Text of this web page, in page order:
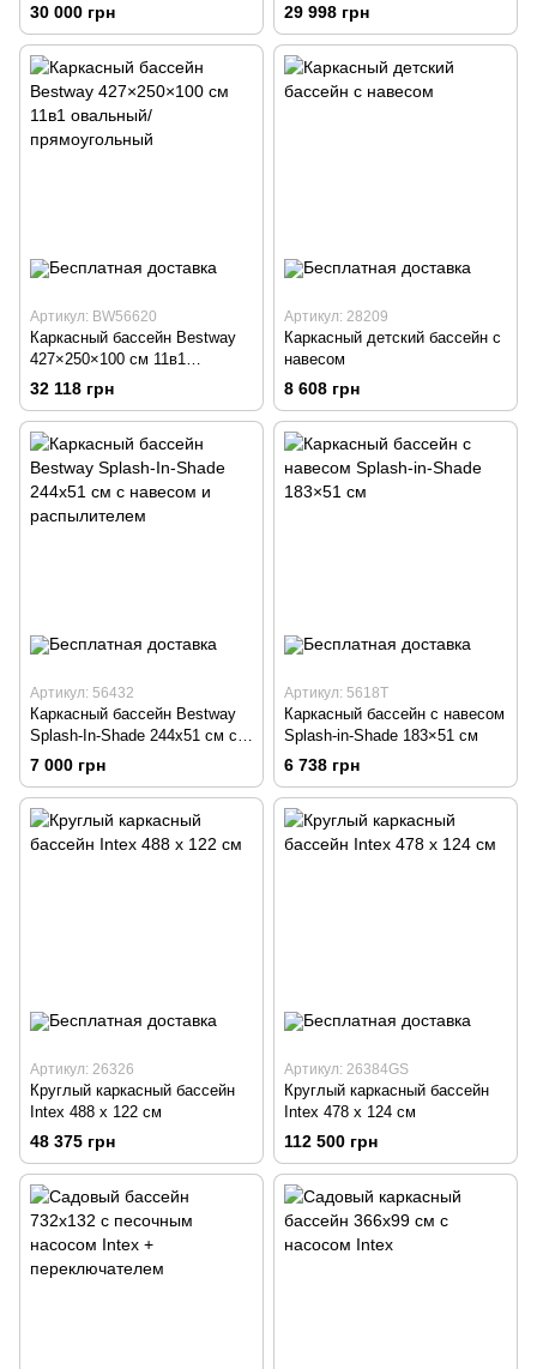
30 000 грн 29 998 грн
Артикул: BW56620
Каркасный бассейн Bestway
427×250×100 см 11в1
овальный/прямоугольный
32 118 грн
Артикул: 28209
Каркасный детский бассейн с
навесом
8 608 грн
Артикул: 56432
Каркасный бассейн Bestway
Splash-In-Shade 244x51 см с
навесом и распылителем
7 000 грн
Артикул: 5618T
Каркасный бассейн с навесом
Splash-in-Shade 183×51 см
6 738 грн
Артикул: 26326
Круглый каркасный бассейн
Intex 488 x 122 см
48 375 грн
Артикул: 26384GS
Круглый каркасный бассейн
Intex 478 x 124 см
112 500 грн